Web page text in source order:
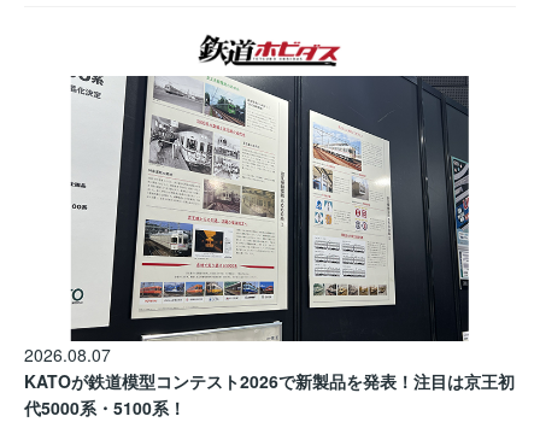
2026.08.07
KATOが鉄道模型コンテスト2026で新製品を発表！注目は京王初
代5000系・5100系！